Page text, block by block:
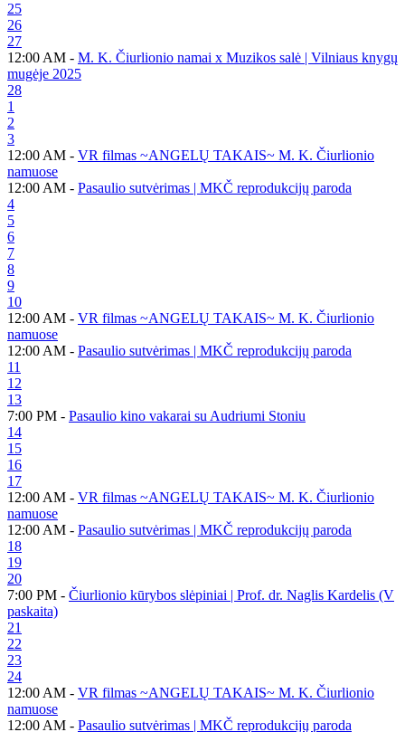
25
26
27
12:00 AM - M. K. Čiurlionio namai x Muzikos salė | Vilniaus knygų
mugėje 2025
28
1
2
3
12:00 AM - VR filmas ~ANGELŲ TAKAIS~ M. K. Čiurlionio
namuose
12:00 AM - Pasaulio sutvėrimas | MKČ reprodukcijų paroda
4
5
6
7
8
9
10
12:00 AM - VR filmas ~ANGELŲ TAKAIS~ M. K. Čiurlionio
namuose
12:00 AM - Pasaulio sutvėrimas | MKČ reprodukcijų paroda
11
12
13
7:00 PM - Pasaulio kino vakarai su Audriumi Stoniu
14
15
16
17
12:00 AM - VR filmas ~ANGELŲ TAKAIS~ M. K. Čiurlionio
namuose
12:00 AM - Pasaulio sutvėrimas | MKČ reprodukcijų paroda
18
19
20
7:00 PM - Čiurlionio kūrybos slėpiniai | Prof. dr. Naglis Kardelis (V
paskaita)
21
22
23
24
12:00 AM - VR filmas ~ANGELŲ TAKAIS~ M. K. Čiurlionio
namuose
12:00 AM - Pasaulio sutvėrimas | MKČ reprodukcijų paroda